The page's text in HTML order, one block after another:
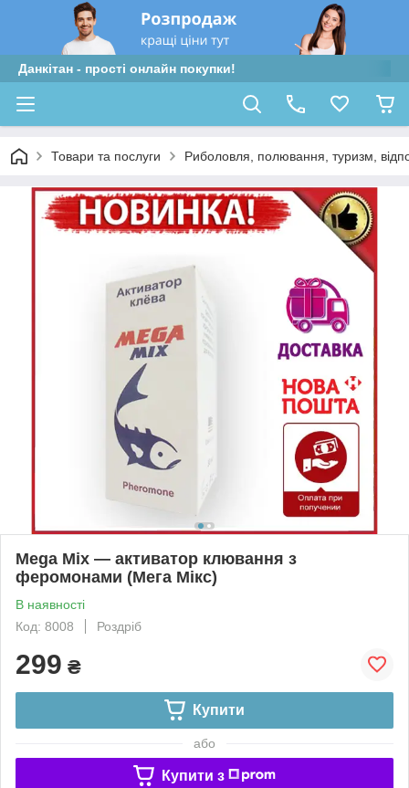
Данкітан - прості онлайн покупки!
Товари та послуги Риболовля, полювання, туризм,
Mega Mix — активатор клювання з
феромонами (Мега Мікс)
В наявності
Код: 8008
Роздріб
299 ₴
Купити
або
Купити з